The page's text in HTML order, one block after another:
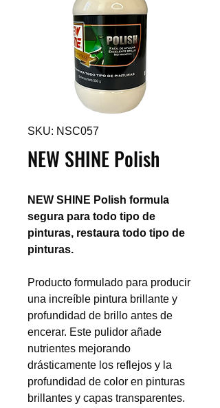
SKU: NSC057
NEW SHINE Polish
NEW SHINE Polish formula
segura para todo tipo de
pinturas, restaura todo tipo de
pinturas.
Producto formulado para producir
una increíble pintura brillante y
profundidad de brillo antes de
encerar. Este pulidor añade
nutrientes mejorando
drásticamente los reflejos y la
profundidad de color en pinturas
brillantes y capas transparentes.